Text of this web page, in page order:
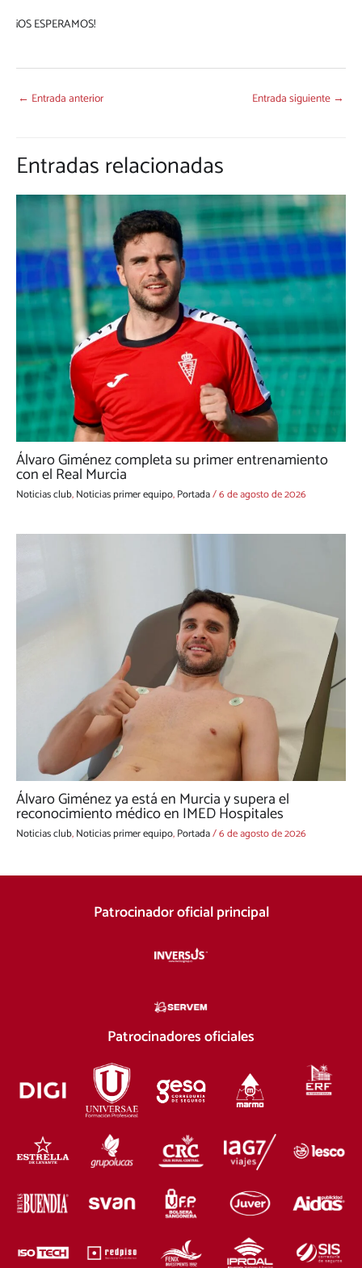
¡OS ESPERAMOS!
← Entrada anterior Entrada siguiente →
Entradas relacionadas
Álvaro Giménez completa su primer entrenamiento
con el Real Murcia
Noticias club,Noticias primer equipo,Portada/6 de agosto de 2026
Álvaro Giménez ya está en Murcia y supera el
reconocimiento médico en IMED Hospitales
Noticias club,Noticias primer equipo,Portada/6 de agosto de 2026
Patrocinador oficial principal
Patrocinadores oficiales